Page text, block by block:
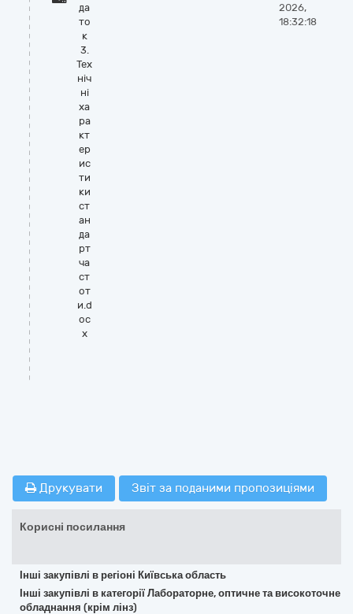
да
то
к
3.
Тех
ніч
ні
ха
ра
кт
ер
ис
ти
ки
ст
ан
да
рт
ча
ст
от
и.d
oc
x
2026,
18:32:18
Друкувати Звіт за поданими пропозиціями
Корисні посилання
Інші закупівлі в регіоні Київська область
Інші закупівлі в категорії Лабораторне, оптичне та високоточне
обладнання (крім лінз)